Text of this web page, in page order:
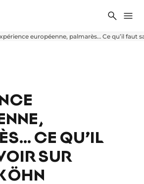
européenne, palmarès… Ce qu’il faut
CE QU’IL
SUR